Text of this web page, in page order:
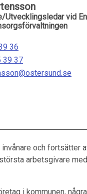
Utvecklingsledar vid
36
39 37
och fortsätter
arbetsgivare
i kommunen,